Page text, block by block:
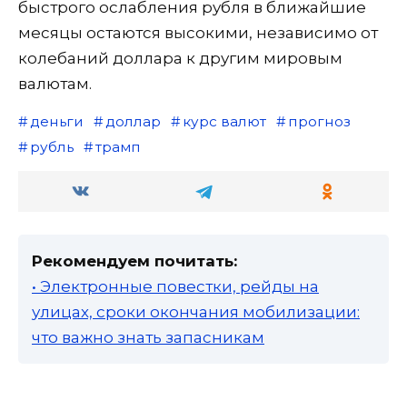
быстрого ослабления рубля в ближайшие
месяцы остаются высокими, независимо от
колебаний доллара к другим мировым
валютам.
деньги доллар курс валют
прогноз
рубль
трамп
Рекомендуем почитать:
• Электронные повестки, рейды на
улицах, сроки окончания мобилизации:
что важно знать запасникам